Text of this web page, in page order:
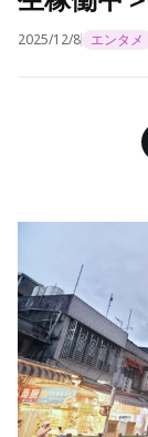
2025/12/8 エンタメ